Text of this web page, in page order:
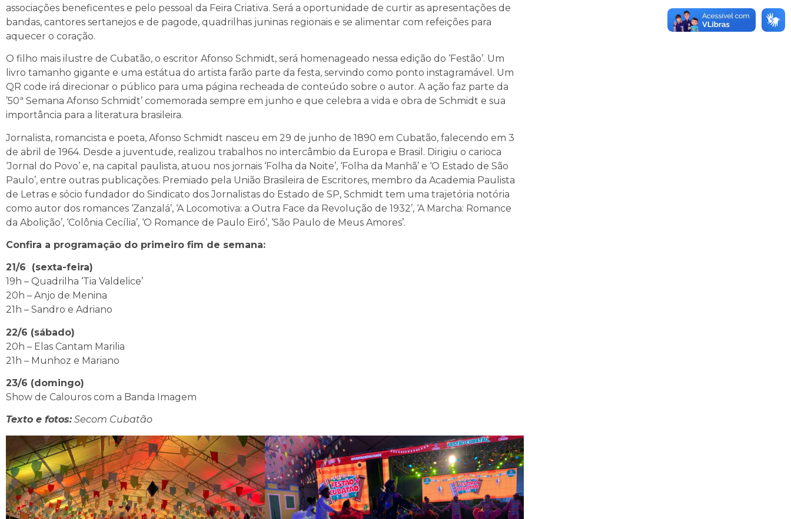
associações beneficentes e pelo pessoal da Feira Criativa. Será a oportunidade de curtir as apresentações de
bandas, cantores sertanejos e de pagode, quadrilhas juninas regionais e se alimentar com refeições para
aquecer o coração.
O filho mais ilustre de Cubatão, o escritor Afonso Schmidt, será homenageado nessa edição do ‘Festão’. Um
livro tamanho gigante e uma estátua do artista farão parte da festa, servindo como ponto instagramável. Um
QR code irá direcionar o público para uma página recheada de conteúdo sobre o autor. A ação faz parte da
’50ª Semana Afonso Schmidt’ comemorada sempre em junho e que celebra a vida e obra de Schmidt e sua
importância para a literatura brasileira.
Jornalista, romancista e poeta, Afonso Schmidt nasceu em 29 de junho de 1890 em Cubatão, falecendo em 3
de abril de 1964. Desde a juventude, realizou trabalhos no intercâmbio da Europa e Brasil. Dirigiu o carioca
‘Jornal do Povo’ e, na capital paulista, atuou nos jornais ‘Folha da Noite’, ‘Folha da Manhã’ e ‘O Estado de São
Paulo’, entre outras publicações. Premiado pela União Brasileira de Escritores, membro da Academia Paulista
de Letras e sócio fundador do Sindicato dos Jornalistas do Estado de SP, Schmidt tem uma trajetória notória
como autor dos romances ‘Zanzalá’, ‘A Locomotiva: a Outra Face da Revolução de 1932’, ‘A Marcha: Romance
da Abolição’, ‘Colônia Cecília’, ‘O Romance de Paulo Eiró’, ‘São Paulo de Meus Amores’.
Confira a programação do primeiro fim de semana:
21/6 (sexta-feira)
19h – Quadrilha ‘Tia Valdelice’
20h – Anjo de Menina
21h – Sandro e Adriano
22/6 (sábado)
20h – Elas Cantam Marilia
21h – Munhoz e Mariano
23/6 (domingo)
Show de Calouros com a Banda Imagem
Texto e fotos:Secom Cubatão